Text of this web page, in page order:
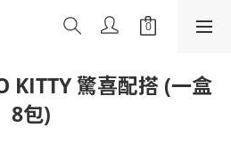
KITTY 驚喜配搭 (一盒
8包)